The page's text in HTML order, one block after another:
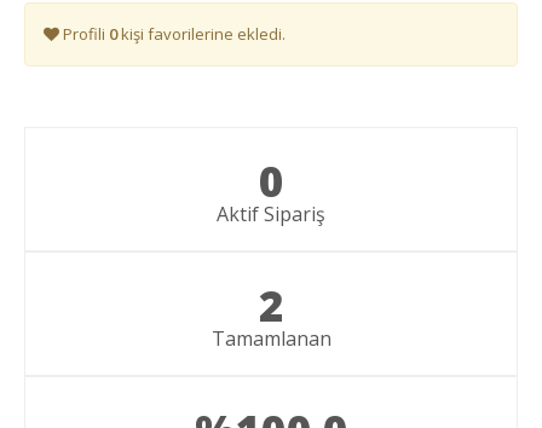
Profili 0kişi favorilerine ekledi.
0
Aktif Sipariş
2
Tamamlanan